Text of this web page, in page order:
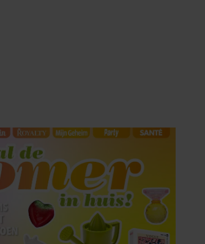
je lekker in je vel
te voelen
nieuwsbrief ontvang je elke
je energiek, ontspannen en in
balans te voelen.